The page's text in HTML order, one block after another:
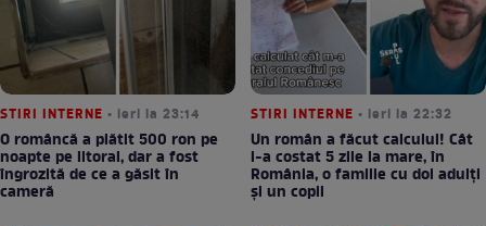
STIRI INTERNE • ieri la 23:14
O româncă a plătit 500 ron pe
noapte pe litoral, dar a fost
îngrozită de ce a găsit în
cameră
STIRI INTERNE • ieri la 22:32
Un român a făcut calculul! Cât
l-a costat 5 zile la mare, în
România, o familie cu doi adulți
și un copil